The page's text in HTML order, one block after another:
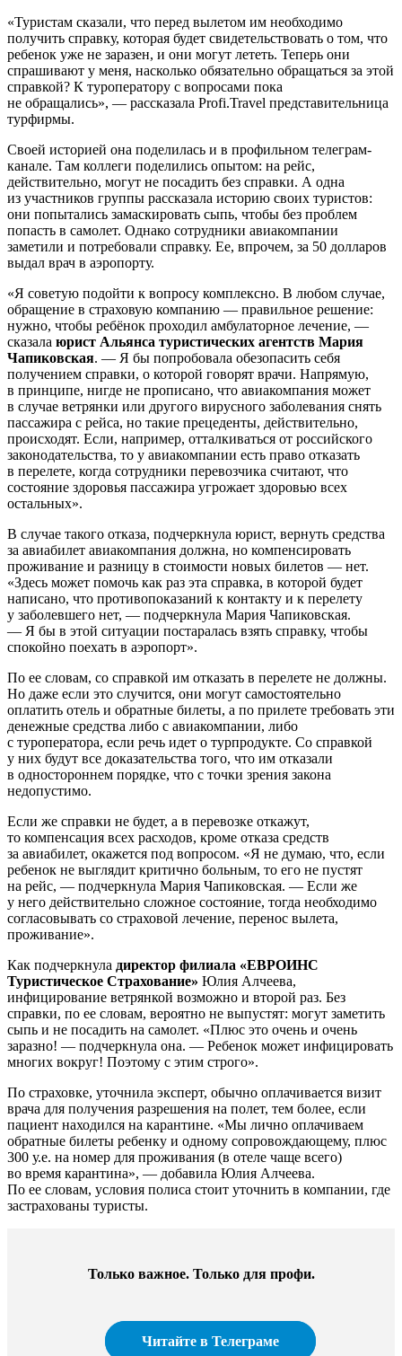
«Туристам сказали, что перед вылетом им необходимо
получить справку, которая будет свидетельствовать о том, что
ребенок уже не заразен, и они могут лететь. Теперь они
спрашивают у меня, насколько обязательно обращаться за этой
справкой? К туроператору с вопросами пока
не обращались», — рассказала Profi.Travel представительница
турфирмы.
Своей историей она поделилась и в профильном телеграм-
канале. Там коллеги поделились опытом: на рейс,
действительно, могут не посадить без справки. А одна
из участников группы рассказала историю своих туристов:
они попытались замаскировать сыпь, чтобы без проблем
попасть в самолет. Однако сотрудники авиакомпании
заметили и потребовали справку. Ее, впрочем, за 50 долларов
выдал врач в аэропорту.
«Я советую подойти к вопросу комплексно. В любом случае,
обращение в страховую компанию — правильное решение:
нужно, чтобы ребёнок проходил амбулаторное лечение, —
сказала юрист Альянса туристических агентств Мария
Чапиковская. — Я бы попробовала обезопасить себя
получением справки, о которой говорят врачи. Напрямую,
в принципе, нигде не прописано, что авиакомпания может
в случае ветрянки или другого вирусного заболевания снять
пассажира с рейса, но такие прецеденты, действительно,
происходят. Если, например, отталкиваться от российского
законодательства, то у авиакомпании есть право отказать
в перелете, когда сотрудники перевозчика считают, что
состояние здоровья пассажира угрожает здоровью всех
остальных».
В случае такого отказа, подчеркнула юрист, вернуть средства
за авиабилет авиакомпания должна, но компенсировать
проживание и разницу в стоимости новых билетов — нет.
«Здесь может помочь как раз эта справка, в которой будет
написано, что противопоказаний к контакту и к перелету
у заболевшего нет, — подчеркнула Мария Чапиковская.
— Я бы в этой ситуации постаралась взять справку, чтобы
спокойно поехать в аэропорт».
По ее словам, со справкой им отказать в перелете не должны.
Но даже если это случится, они могут самостоятельно
оплатить отель и обратные билеты, а по прилете требовать эти
денежные средства либо с авиакомпании, либо
с туроператора, если речь идет о турпродукте. Со справкой
у них будут все доказательства того, что им отказали
в одностороннем порядке, что с точки зрения закона
недопустимо.
Если же справки не будет, а в перевозке откажут,
то компенсация всех расходов, кроме отказа средств
за авиабилет, окажется под вопросом. «Я не думаю, что, если
ребенок не выглядит критично больным, то его не пустят
на рейс, — подчеркнула Мария Чапиковская. — Если же
у него действительно сложное состояние, тогда необходимо
согласовывать со страховой лечение, перенос вылета,
проживание».
Как подчеркнула директор филиала «ЕВРОИНС
Туристическое Страхование» Юлия Алчеева,
инфицирование ветрянкой возможно и второй раз. Без
справки, по ее словам, вероятно не выпустят: могут заметить
сыпь и не посадить на самолет. «Плюс это очень и очень
заразно! — подчеркнула она. — Ребенок может инфицировать
многих вокруг! Поэтому с этим строго».
По страховке, уточнила эксперт, обычно оплачивается визит
врача для получения разрешения на полет, тем более, если
пациент находился на карантине. «Мы лично оплачиваем
обратные билеты ребенку и одному сопровождающему, плюс
300 у.е. на номер для проживания (в отеле чаще всего)
во время карантина», — добавила Юлия Алчеева.
По ее словам, условия полиса стоит уточнить в компании, где
застрахованы туристы.
Только важное. Только для профи.​
Читайте в Телеграме